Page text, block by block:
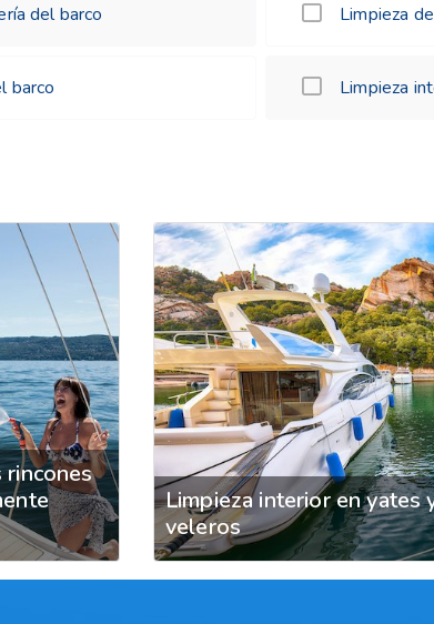
del barco Limpieza
barco Limpieza
Limpieza interior en yates
veleros